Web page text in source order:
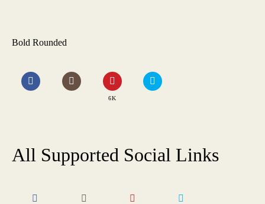
Bold Rounded
6K
All Supported Social Links